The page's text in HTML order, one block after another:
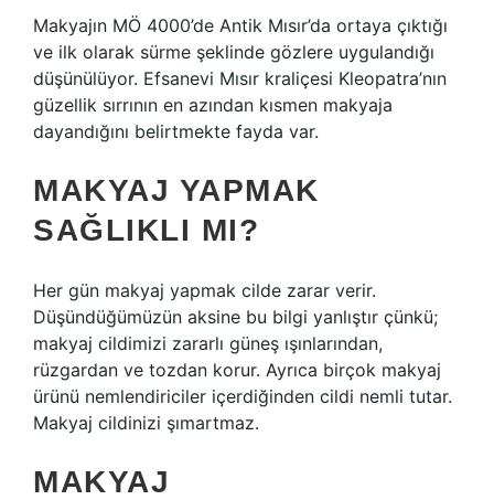
Makyajın MÖ 4000’de Antik Mısır’da ortaya çıktığı
ve ilk olarak sürme şeklinde gözlere uygulandığı
düşünülüyor. Efsanevi Mısır kraliçesi Kleopatra’nın
güzellik sırrının en azından kısmen makyaja
dayandığını belirtmekte fayda var.
MAKYAJ YAPMAK
SAĞLIKLI MI?
Her gün makyaj yapmak cilde zarar verir.
Düşündüğümüzün aksine bu bilgi yanlıştır çünkü;
makyaj cildimizi zararlı güneş ışınlarından,
rüzgardan ve tozdan korur. Ayrıca birçok makyaj
ürünü nemlendiriciler içerdiğinden cildi nemli tutar.
Makyaj cildinizi şımartmaz.
MAKYAJ